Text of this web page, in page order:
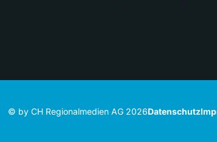
© by CH Regionalmedien AG 2026Datenschutz